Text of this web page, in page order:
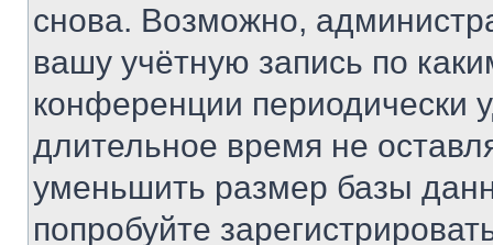
снова. Возможно,
вашу учётную запись по
конференции периодически
длительное время не
уменьшить размер базы
попробуйте